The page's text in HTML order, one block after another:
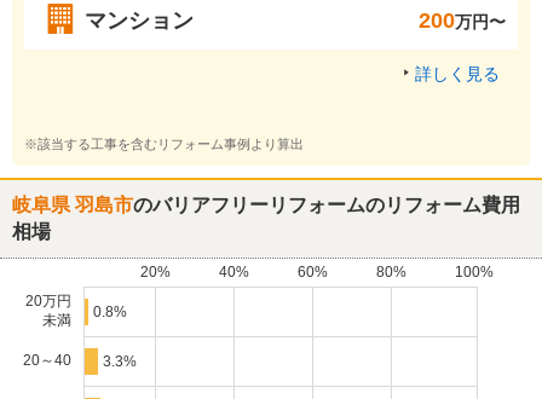
マンション 200万円〜
詳しく見る
※該当する工事を含むリフォーム事例より算出
岐阜県 羽島市のバリアフリーリフォームのリフォーム費用
相場
20% 40% 60% 80%
100%
20万円
未満
0.8%
20～40 3.3%